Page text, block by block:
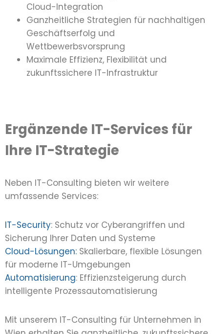
Cloud-Integration
Ganzheitliche Strategien für nachhaltigen
Geschäftserfolg und
Wettbewerbsvorsprung
Maximale Effizienz, Flexibilität und
zukunftssichere IT-Infrastruktur
Ergänzende IT-Services für
Ihre IT-Strategie
Neben IT-Consulting bieten wir weitere
umfassende Services:
IT-Security: Schutz vor Cyberangriffen und
Sicherung Ihrer Daten und Systeme
Cloud-Lösungen: Skalierbare, flexible Lösungen
für moderne IT-Umgebungen
Automatisierung: Effizienzsteigerung durch
intelligente Prozessautomatisierung
Mit unserem IT-Consulting für Unternehmen in